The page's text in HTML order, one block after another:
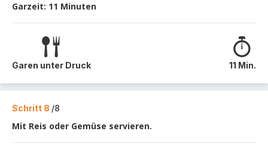
Garzeit: 11 Minuten
Garen unter Druck 11 Min.
Schritt 8 /8
Mit Reis oder Gemüse servieren.